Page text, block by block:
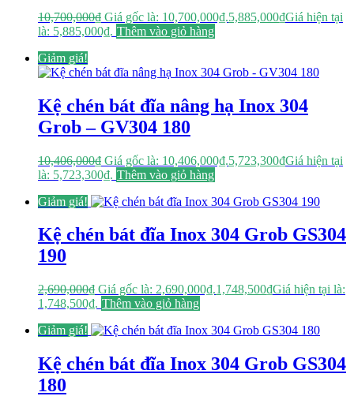
10,700,000₫ Giá gốc là: 10,700,000₫.5,885,000₫Giá hiện tại
là: 5,885,000₫. Thêm vào giỏ hàng
Giảm giá!
Kệ chén bát đĩa nâng hạ Inox 304
Grob – GV304 180
10,406,000₫ Giá gốc là: 10,406,000₫.5,723,300₫Giá hiện tại
là: 5,723,300₫. Thêm vào giỏ hàng
Giảm giá!
Kệ chén bát đĩa Inox 304 Grob GS304
190
2,690,000₫ Giá gốc là: 2,690,000₫.1,748,500₫Giá hiện tại là:
1,748,500₫. Thêm vào giỏ hàng
Giảm giá!
Kệ chén bát đĩa Inox 304 Grob GS304
180